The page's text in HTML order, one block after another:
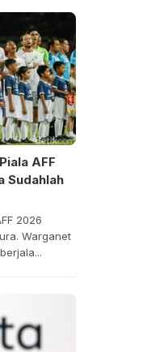
AFF
Sudahlah
2026
Warganet